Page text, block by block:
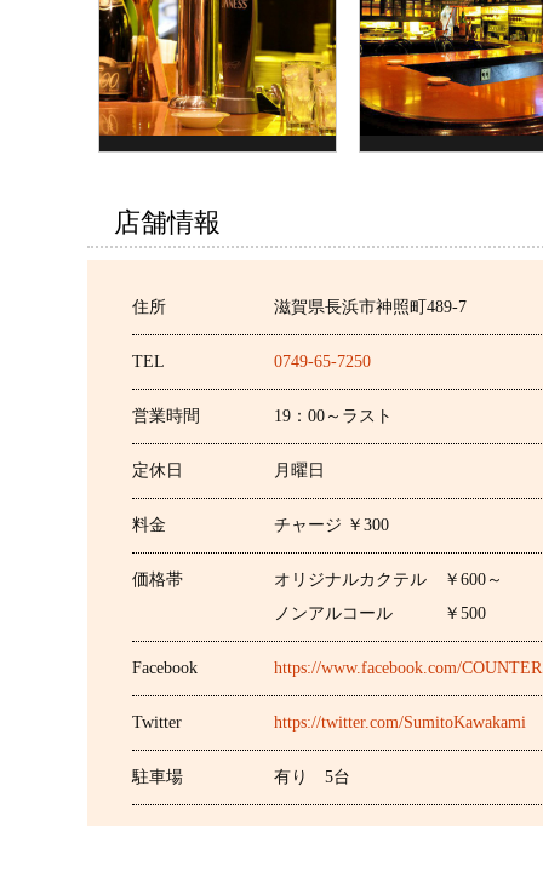
店舗情報
住所 滋賀県長浜市神照町489-7
TEL 0749-65-7250
営業時間 19：00～ラスト
定休日 月曜日
料金 チャージ ￥300
価格帯
オリジナルカクテル ￥600～
ノンアルコール ￥500
Facebook https://www.facebook.com/
Twitter https://twitter.com/SumitoKawakami
駐車場 有り 5台